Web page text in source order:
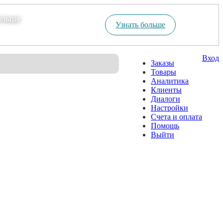
Узнать больше
Заказы
Товары
Аналитика
Клиенты
Диалоги
Настройки
Счета и оплата
Помощь
Выйти
Вход